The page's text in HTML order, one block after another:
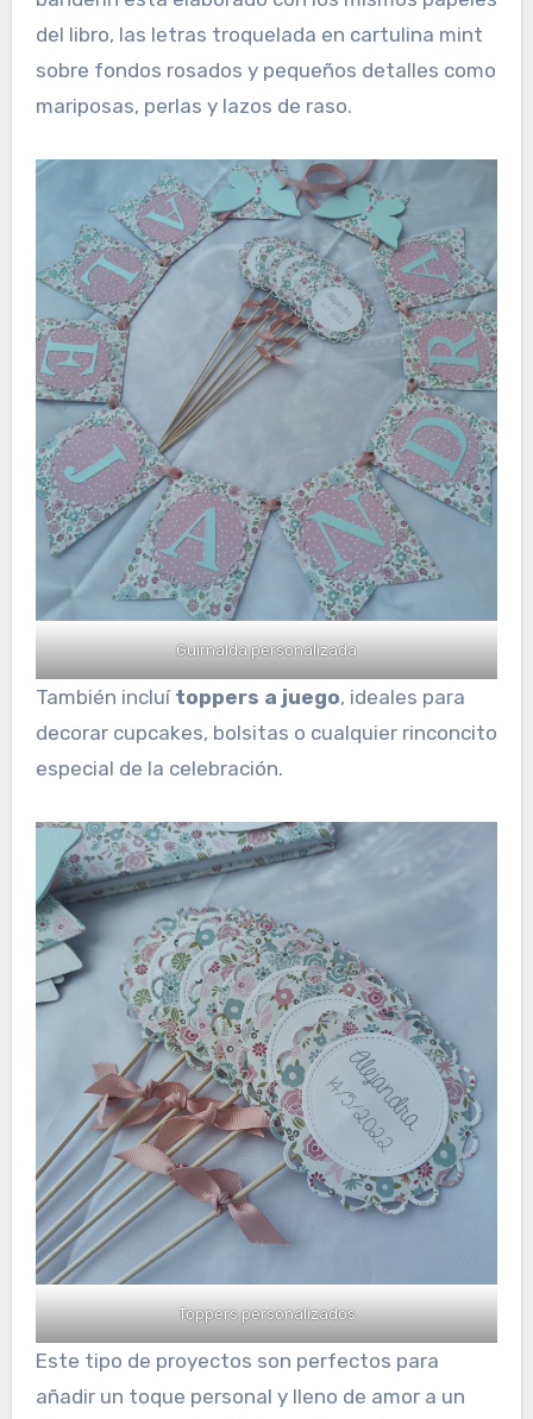
del libro, las letras troquelada en cartulina mint
sobre fondos rosados y pequeños detalles como
mariposas, perlas y lazos de raso.
Guirnalda personalizada
También incluí toppers a juego, ideales para
decorar cupcakes, bolsitas o cualquier rinconcito
especial de la celebración.
Toppers personalizados
Este tipo de proyectos son perfectos para
añadir un toque personal y lleno de amor a un